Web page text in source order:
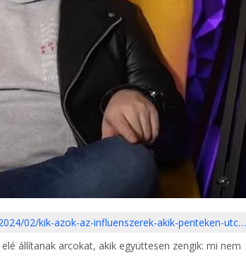
02/kik-azok-az-influenszerek-akik-penteken-utc…
állítanak arcokat, akik együttesen zengik: mi nem